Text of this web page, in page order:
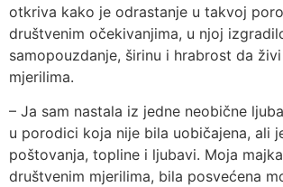
otkriva kako je odrastanje u takvoj
društvenim očekivanjima, u njoj
samopouzdanje, širinu i hrabrost da
mjerilima.
– Ja sam nastala iz jedne neobične
u porodici koja nije bila uobičajena, ali
poštovanja, topline i ljubavi. Moja
društvenim mjerilima, bila posvećena